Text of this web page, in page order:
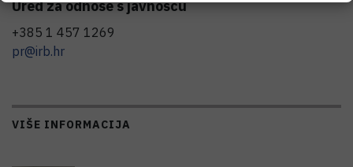
Ured za odnose s javnošću
+385 1 457 1269
pr@irb.hr
VIŠE INFORMACIJA